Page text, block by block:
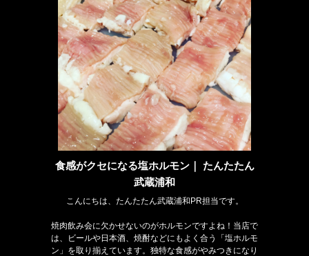
食感がクセになる塩ホルモン｜ たんたたん
武蔵浦和
こんにちは、たんたたん武蔵浦和PR担当です。
焼肉飲み会に欠かせないのがホルモンですよね！当店で
は、ビールや日本酒、焼酎などにもよく合う「塩ホルモ
ン」を取り揃えています。独特な食感がやみつきになり